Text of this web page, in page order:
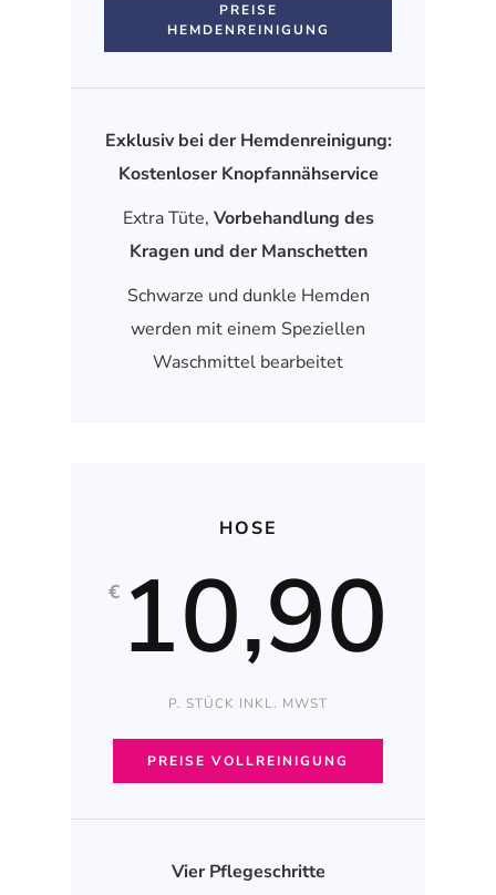
PREISE
HEMDENREINIGUNG
Exklusiv bei der Hemdenreinigung:
Kostenloser Knopfannähservice
Extra Tüte, Vorbehandlung des
Kragen und der Manschetten
Schwarze und dunkle Hemden
werden mit einem Speziellen
Waschmittel bearbeitet
HOSE
€ 10,90
P. STÜCK INKL. MWST
PREISE VOLLREINIGUNG
Vier Pflegeschritte